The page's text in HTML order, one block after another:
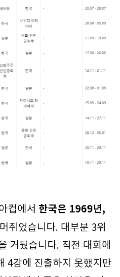
컵에서 한국은 1969년,
쥐었습니다. 대부분 3위
거뒀습니다. 직전 대회에
4강에 진출하지 못했지만